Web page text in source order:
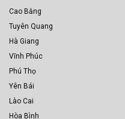
Cao Bằng
Tuyên Quang
Hà Giang
Vĩnh Phúc
Phú Thọ
Yên Bái
Lào Cai
Hòa Bình